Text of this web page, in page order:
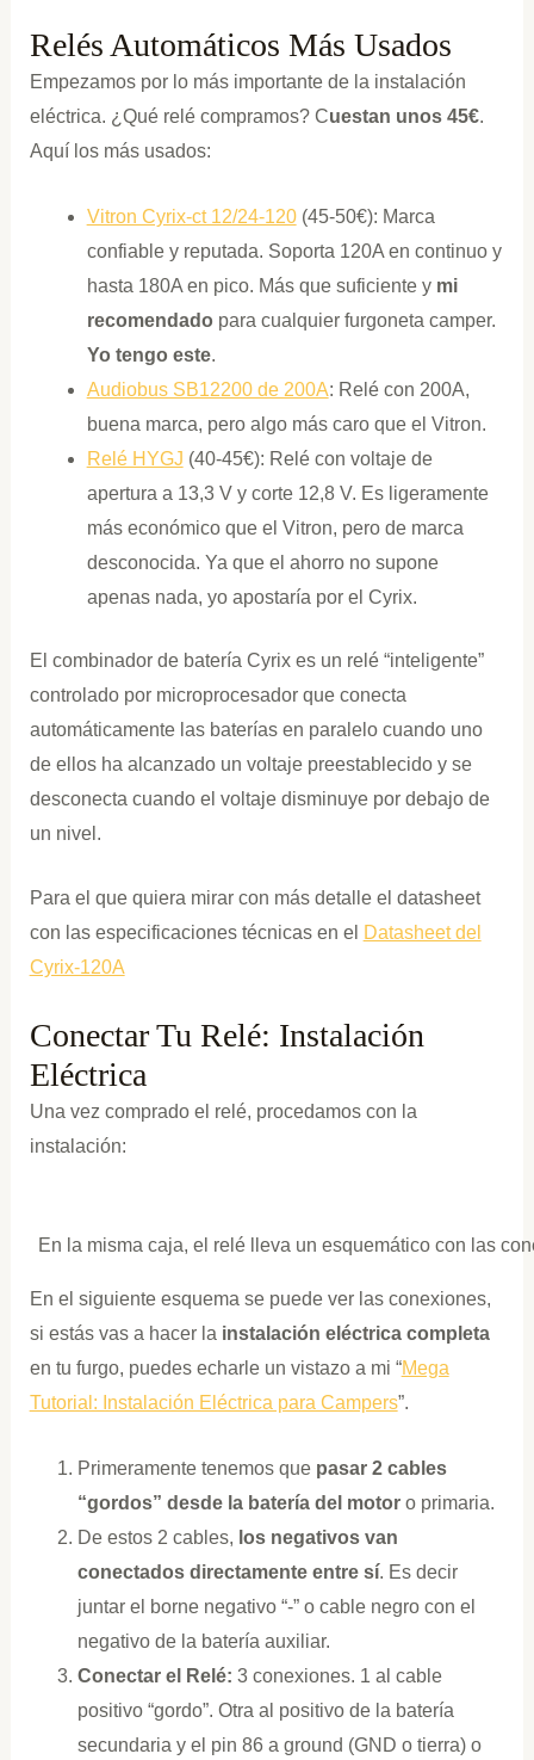
Relés Automáticos Más Usados
Empezamos por lo más importante de la instalación
eléctrica. ¿Qué relé compramos? Cuestan unos 45€.
Aquí los más usados:
Vitron Cyrix-ct 12/24-120(45-50€): Marca
confiable y reputada. Soporta 120A en continuo y
hasta 180A en pico. Más que suficiente y mi
recomendado para cualquier furgoneta camper.
Yo tengo este.
Audiobus SB12200 de 200A: Relé con 200A,
buena marca, pero algo más caro que el Vitron.
Relé HYGJ (40-45€): Relé con voltaje de
apertura a 13,3 V y corte 12,8 V. Es ligeramente
más económico que el Vitron, pero de marca
desconocida. Ya que el ahorro no supone
apenas nada, yo apostaría por el Cyrix.
El combinador de batería Cyrix es un relé “inteligente”
controlado por microprocesador que conecta
automáticamente las baterías en paralelo cuando uno
de ellos ha alcanzado un voltaje preestablecido y se
desconecta cuando el voltaje disminuye por debajo de
un nivel.
Para el que quiera mirar con más detalle el datasheet
con las especificaciones técnicas en el Datasheet del
Cyrix-120A
Conectar Tu Relé: Instalación
Eléctrica
Una vez comprado el relé, procedamos con la
instalación:
En la misma caja, el relé lleva un esquemático con las
En el siguiente esquema se puede ver las conexiones,
si estás vas a hacer la instalación eléctrica completa
en tu furgo, puedes echarle un vistazo a mi “Mega
Tutorial: Instalación Eléctrica para Campers”.
Primeramente tenemos que pasar 2 cables
“gordos” desde la batería del motoro primaria.
De estos 2 cables, los negativos van
conectados directamente entre sí. Es decir
juntar el borne negativo “-” o cable negro con el
negativo de la batería auxiliar.
Conectar el Relé: 3 conexiones. 1 al cable
positivo “gordo”. Otra al positivo de la batería
secundaria y el pin 86 a ground (GND o tierra) o